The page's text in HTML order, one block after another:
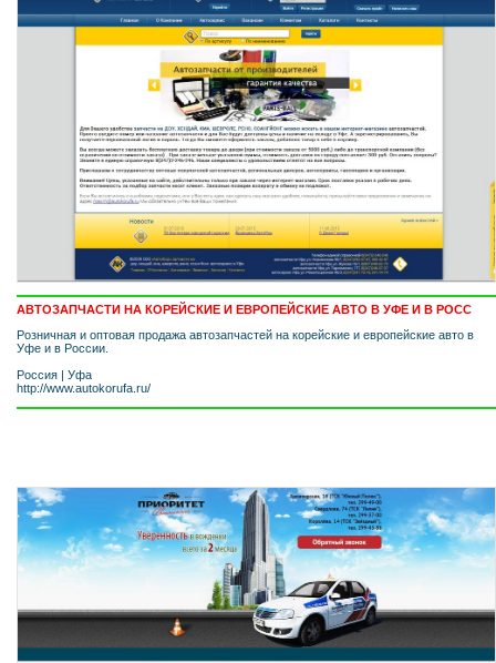
АВТОЗАПЧАСТИ НА КОРЕЙСКИЕ И ЕВРОПЕЙСКИЕ АВТО В УФЕ И В РОСС
Розничная и оптовая продажа автозапчастей на корейские и европейские авто в
Уфе и в России.
Россия
Уфа
http://www.autokorufa.ru/